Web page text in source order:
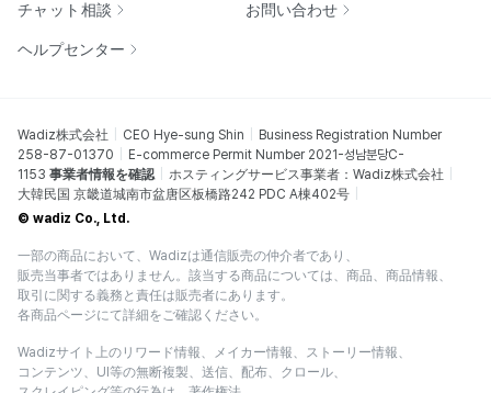
チャット相談 お問い合わせ
ヘルプセンター
Wadiz株式会社 CEO Hye-sung Shin
Business Registration Number
258-87-01370
E-commerce Permit Number 2021-성남분당C-
1153 事業者情報を確認
ホスティングサービス事業者：Wadiz株式会社
大韓民国 京畿道城南市盆唐区板橋路242 PDC A棟402号
© wadiz Co., Ltd.
一部の商品において、Wadizは通信販売の仲介者であり、
販売当事者ではありません。該当する商品については、商品、商品情報、
取引に関する義務と責任は販売者にあります。
各商品ページにて詳細をご確認ください。
Wadizサイト上のリワード情報、メイカー情報、ストーリー情報、
コンテンツ、UI等の無断複製、送信、配布、クロール、